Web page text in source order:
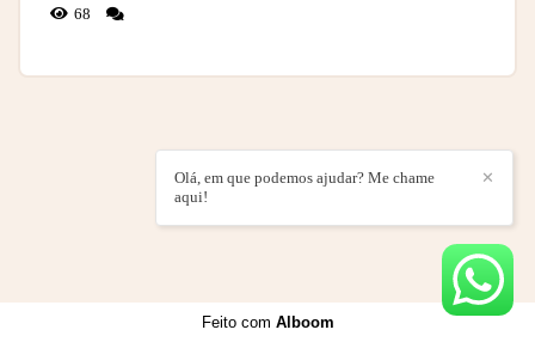
68
✕
Olá, em que podemos ajudar? Me chame
aqui!
Feito com Alboom